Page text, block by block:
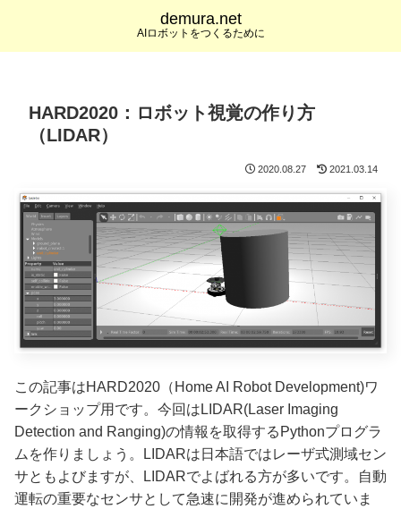
demura.net
AIロボットをつくるために
HARD2020：ロボット視覚の作り方
（LIDAR）
2020.08.27 2021.03.14
この記事はHARD2020（Home AI Robot Development)ワ
ークショップ用です。今回はLIDAR(Laser Imaging
Detection and Ranging)の情報を取得するPythonプログラ
ムを作りましょう。LIDARは日本語ではレーザ式測域セン
サともよびますが、LIDARでよばれる方が多いです。自動
運転の重要なセンサとして急速に開発が進められていま